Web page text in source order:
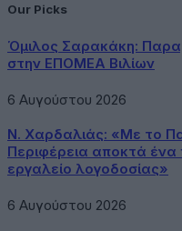
Our Picks
Όμιλος Σαρακάκη:
στην ΕΠΟΜΕΑ Βιλίων
6 Αυγούστου 2026
Ν. Χαρδαλιάς: «Με το
Περιφέρεια αποκτά
εργαλείο λογοδοσίας»
6 Αυγούστου 2026